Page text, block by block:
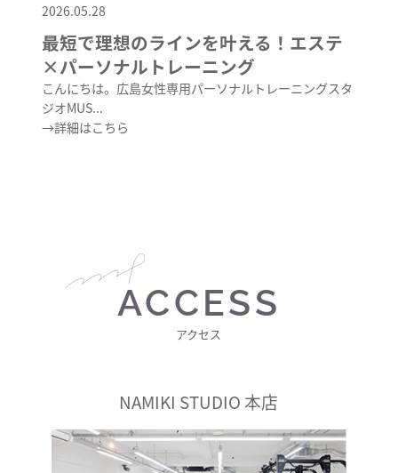
2026.05.28
最短で理想のラインを叶える！エステ
×パーソナルトレーニング
こんにちは。広島女性専用パーソナルトレーニングスタ
ジオMUS...
→詳細はこちら
ACCESS
アクセス
NAMIKI STUDIO 本店